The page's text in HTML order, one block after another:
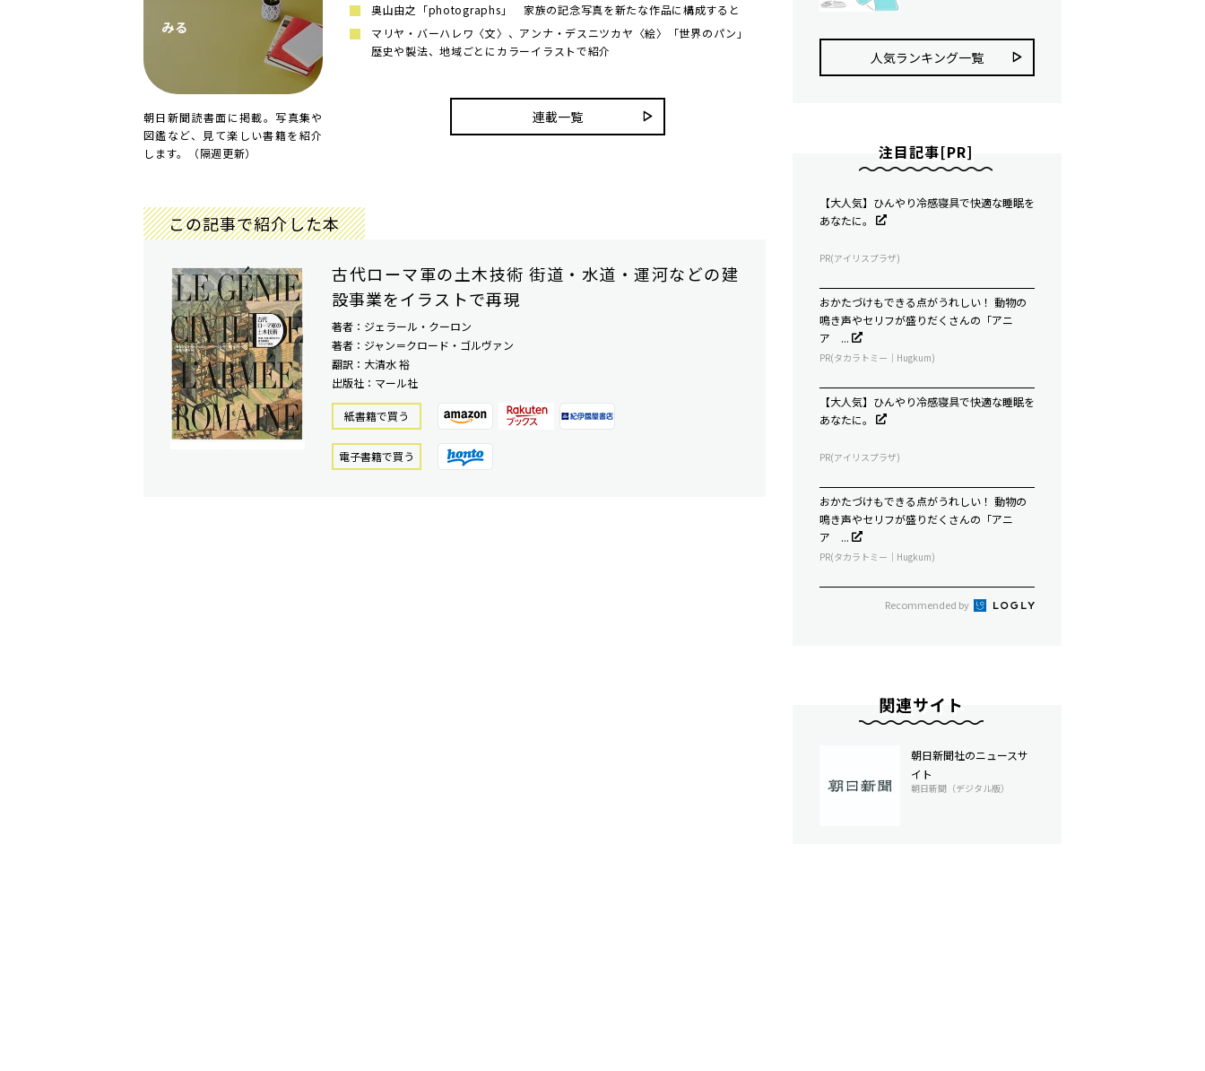
みる
朝日新聞読書面に掲載。写真集や
図鑑など、見て楽しい書籍を紹介
します。（隔週更新）
奥山由之「photographs」 家族の記念写真を新たな作品に構成すると
マリヤ・バーハレワ〈文〉、アンナ・デスニツカヤ〈絵〉「世界のパン」
歴史や製法、地域ごとにカラーイラストで紹介
連載一覧
この記事で紹介した本
古代ローマ軍の土木技術 街道・水道・運河などの建
設事業をイラストで再現
著者：ジェラール・クーロン
著者：ジャン＝クロード・ゴルヴァン
翻訳：大清水 裕
出版社：マール社
紙書籍で買う
電⼦書籍で買う
人気ランキング⼀覧
注目記事[PR]
【大人気】ひんやり冷感寝具で快適な睡眠を
あなたに。
PR(アイリスプラザ)
おかたづけもできる点がうれしい！ 動物の
鳴き声やセリフが盛りだくさんの「アニ
ア ...
PR(タカラトミー｜Hugkum)
【大人気】ひんやり冷感寝具で快適な睡眠を
あなたに。
PR(アイリスプラザ)
おかたづけもできる点がうれしい！ 動物の
鳴き声やセリフが盛りだくさんの「アニ
ア ...
PR(タカラトミー｜Hugkum)
Recommended by
関連サイト
朝日新聞社のニュースサ
イト
朝日新聞（デジタル版）